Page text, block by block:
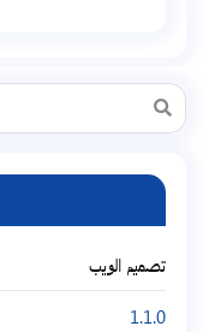
تصميم الويب
1.1.0